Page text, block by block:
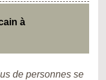
à
de personnes se